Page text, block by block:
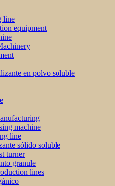
line
equipment
en polvo soluble
machine
line
sólido soluble
turner
granule
lines